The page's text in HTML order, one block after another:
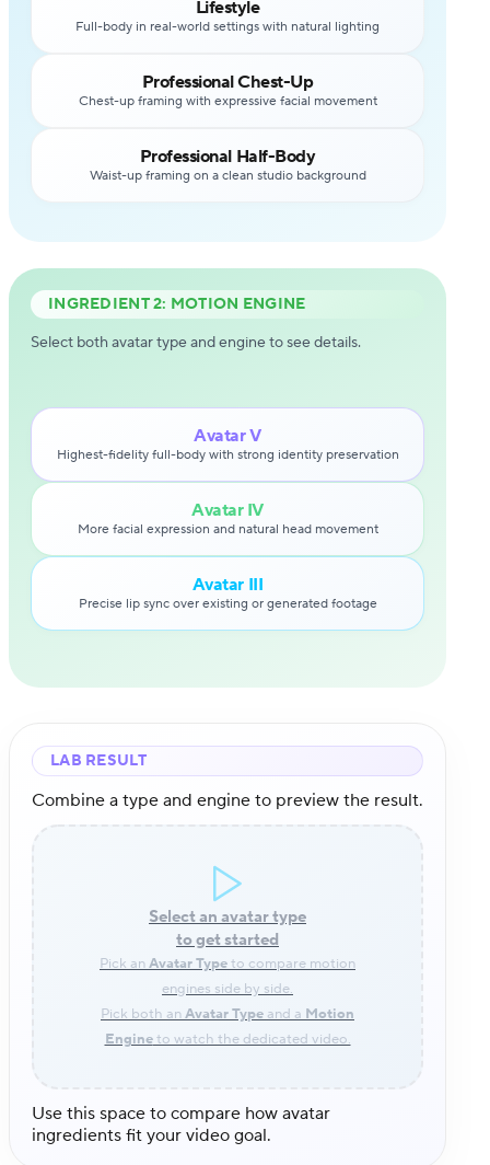
Lifestyle
Full-body in real-world settings with natural lighting
Professional Chest-Up
Chest-up framing with expressive facial movement
Professional Half-Body
Waist-up framing on a clean studio background
INGREDIENT 2: MOTION ENGINE
Select both avatar type and engine to see details.
Avatar V
Highest-fidelity full-body with strong identity preservation
Avatar IV
More facial expression and natural head movement
Avatar III
Precise lip sync over existing or generated footage
LAB RESULT
Combine a type and engine to preview the result.
Select an avatar type
to get started
Pick anAvatar Typeto compare motion
engines side by side.
Pick both anAvatar Type and a Motion
Engineto watch the dedicated video.
Use this space to compare how avatar
ingredients fit your video goal.